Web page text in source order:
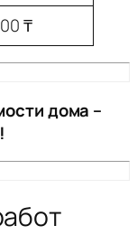
₸
дома –